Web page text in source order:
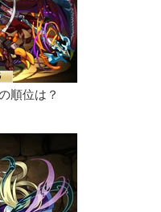
順位は？